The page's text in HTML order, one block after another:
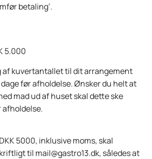
betaling’.
5.000
af kuvertantallet til dit arrangement
dage før afholdelse. Ønsker du helt at
mad ud af huset skal dette ske
afholdelse.
5000, inklusive moms, skal
til mail@gastro13.dk, således at